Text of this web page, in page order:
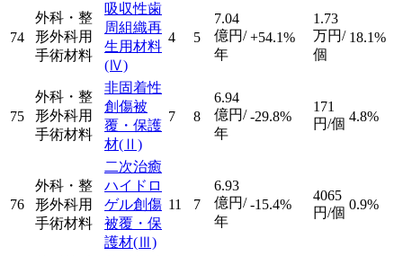
74
外科・整
形外科用
手術材料
吸収性歯
周組織再
生用材料
(Ⅳ)
4 5
7.04
億円/
年
+54.1%
1.73
万円/
個
18.1%
75
外科・整
形外科用
手術材料
非固着性
創傷被
覆・保護
材(Ⅱ)
7 8
6.94
億円/
年
-29.8%
171
円/個 4.8%
76
外科・整
形外科用
手術材料
二次治癒
ハイドロ
ゲル創傷
被覆・保
護材(Ⅲ)
11 7
6.93
億円/
年
-15.4%
4065
円/個
0.9%